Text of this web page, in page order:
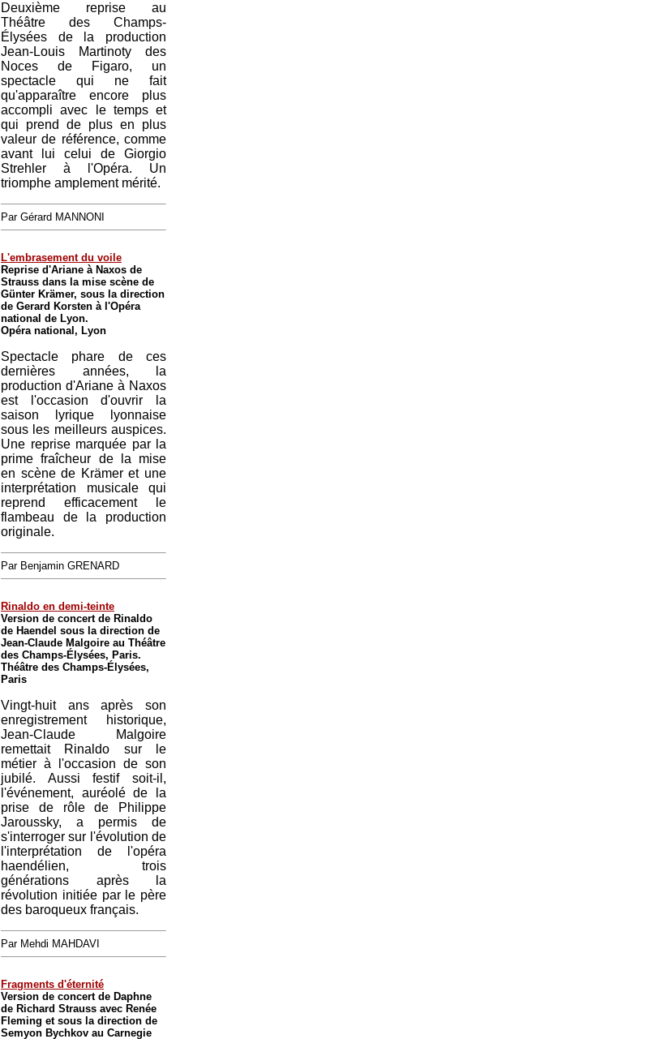
Deuxième reprise au
Théâtre des Champs-
Élysées de la production
Jean-Louis Martinoty des
Noces de Figaro, un
spectacle qui ne fait
qu'apparaître encore plus
accompli avec le temps et
qui prend de plus en plus
valeur de référence, comme
avant lui celui de Giorgio
Strehler à l'Opéra. Un
triomphe amplement mérité.
Par Gérard MANNONI
L'embrasement du voile
Reprise d'Ariane à Naxos de
Strauss dans la mise scène de
Günter Krämer, sous la direction
de Gerard Korsten à l'Opéra
national de Lyon.
Opéra national, Lyon
Spectacle phare de ces
dernières années, la
production d'Ariane à Naxos
est l'occasion d'ouvrir la
saison lyrique lyonnaise
sous les meilleurs auspices.
Une reprise marquée par la
prime fraîcheur de la mise
en scène de Krämer et une
interprétation musicale qui
reprend efficacement le
flambeau de la production
originale.
Par Benjamin GRENARD
Rinaldo en demi-teinte
Version de concert de Rinaldo
de Haendel sous la direction de
Jean-Claude Malgoire au Théâtre
des Champs-Élysées, Paris.
Théâtre des Champs-Élysées,
Paris
Vingt-huit ans après son
enregistrement historique,
Jean-Claude Malgoire
remettait Rinaldo sur le
métier à l'occasion de son
jubilé. Aussi festif soit-il,
l'événement, auréolé de la
prise de rôle de Philippe
Jaroussky, a permis de
s'interroger sur l'évolution de
l'interprétation de l'opéra
haendélien, trois
générations après la
révolution initiée par le père
des baroqueux français.
Par Mehdi MAHDAVI
Fragments d'éternité
Version de concert de Daphne
de Richard Strauss avec Renée
Fleming et sous la direction de
Semyon Bychkov au Carnegie